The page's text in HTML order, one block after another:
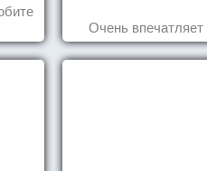
Очень впечатляет